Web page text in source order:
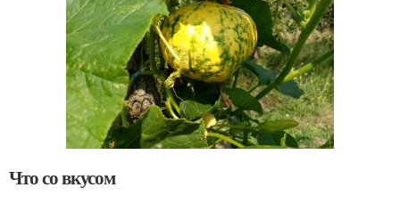
Что со вкусом